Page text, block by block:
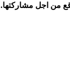
من اجل مشاركتها.